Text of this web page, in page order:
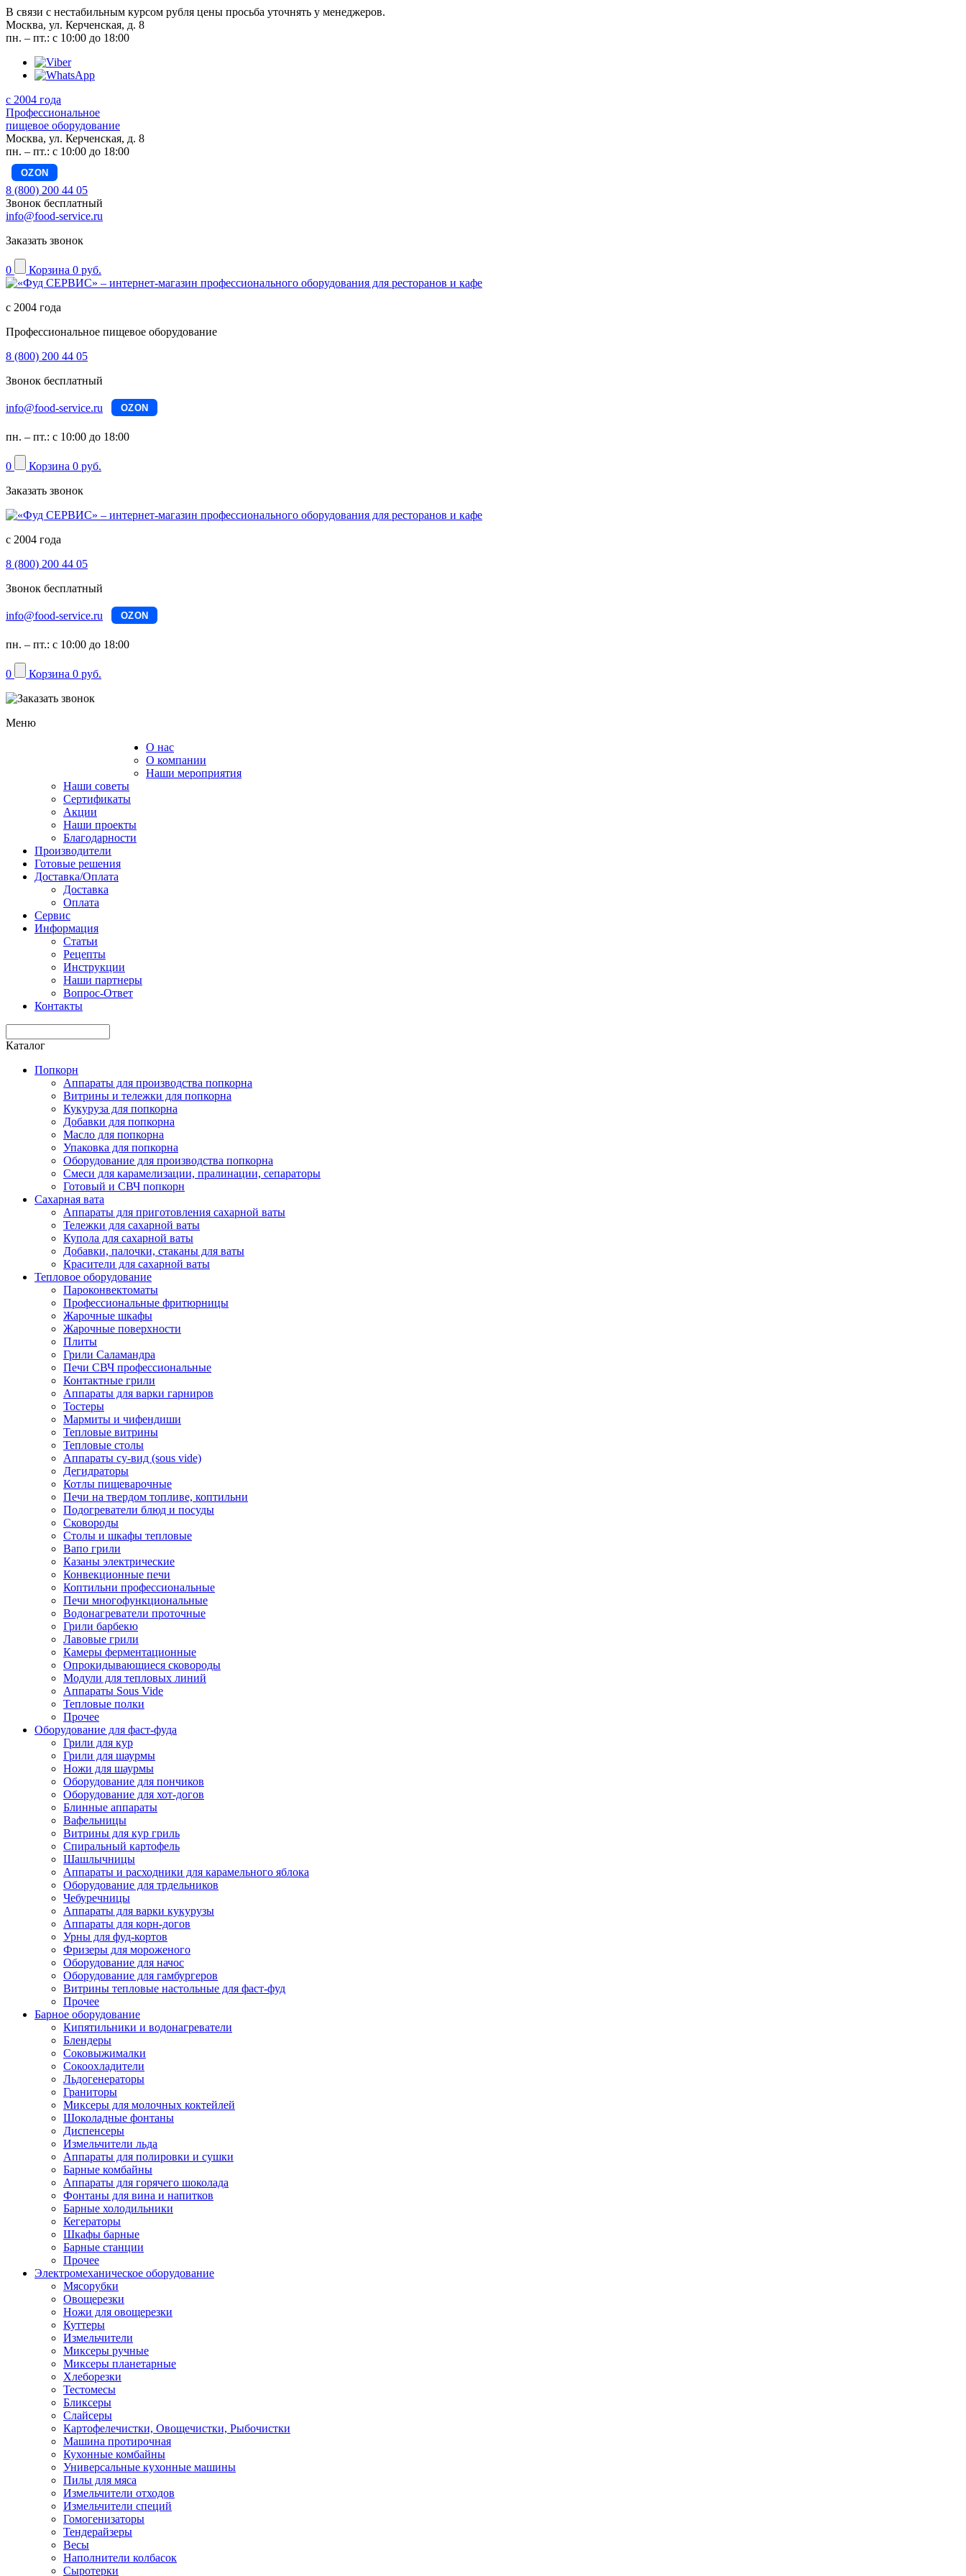
В связи с нестабильным курсом рубля цены просьба уточнять у менеджеров.
Москва, ул. Керченская, д. 8
пн. – пт.: с 10:00 до 18:00
с 2004 года
Профессиональное
пищевое оборудование
Москва, ул. Керченская, д. 8
пн. – пт.: с 10:00 до 18:00
OZON
8 (800) 200 44 05
Звонок бесплатный
info@food-service.ru
Заказать звонок
0 Корзина 0 руб.
с 2004 года
Профессиональное пищевое оборудование
8 (800) 200 44 05
Звонок бесплатный
info@food-service.ru OZON
пн. – пт.: с 10:00 до 18:00
0 Корзина 0 руб.
Заказать звонок
с 2004 года
8 (800) 200 44 05
Звонок бесплатный
info@food-service.ru OZON
пн. – пт.: с 10:00 до 18:00
0 Корзина 0 руб.
Меню
О нас
О компании
Наши мероприятия
Наши советы
Сертификаты
Акции
Наши проекты
Благодарности
Производители
Готовые решения
Доставка/Оплата
Доставка
Оплата
Сервис
Информация
Статьи
Рецепты
Инструкции
Наши партнеры
Вопрос-Ответ
Контакты
Каталог
Попкорн
Аппараты для производства попкорна
Витрины и тележки для попкорна
Кукуруза для попкорна
Добавки для попкорна
Масло для попкорна
Упаковка для попкорна
Оборудование для производства попкорна
Смеси для карамелизации, пралинации, сепараторы
Готовый и СВЧ попкорн
Сахарная вата
Аппараты для приготовления сахарной ваты
Тележки для сахарной ваты
Купола для сахарной ваты
Добавки, палочки, стаканы для ваты
Красители для сахарной ваты
Тепловое оборудование
Пароконвектоматы
Профессиональные фритюрницы
Жарочные шкафы
Жарочные поверхности
Плиты
Грили Саламандра
Печи СВЧ профессиональные
Контактные грили
Аппараты для варки гарниров
Тостеры
Мармиты и чифендиши
Тепловые витрины
Тепловые столы
Аппараты су-вид (sous vide)
Дегидраторы
Котлы пищеварочные
Печи на твердом топливе, коптильни
Подогреватели блюд и посуды
Сковороды
Столы и шкафы тепловые
Вапо грили
Казаны электрические
Конвекционные печи
Коптильни профессиональные
Печи многофункциональные
Водонагреватели проточные
Грили барбекю
Лавовые грили
Камеры ферментационные
Опрокидывающиеся сковороды
Модули для тепловых линий
Аппараты Sous Vide
Тепловые полки
Прочее
Оборудование для фаст-фуда
Грили для кур
Грили для шаурмы
Ножи для шаурмы
Оборудование для пончиков
Оборудование для хот-догов
Блинные аппараты
Вафельницы
Витрины для кур гриль
Спиральный картофель
Шашлычницы
Аппараты и расходники для карамельного яблока
Оборудование для трдельников
Чебуречницы
Аппараты для варки кукурузы
Аппараты для корн-догов
Урны для фуд-кортов
Фризеры для мороженого
Оборудование для начос
Оборудование для гамбургеров
Витрины тепловые настольные для фаст-фуд
Прочее
Барное оборудование
Кипятильники и водонагреватели
Блендеры
Соковыжималки
Сокоохладители
Льдогенераторы
Граниторы
Миксеры для молочных коктейлей
Шоколадные фонтаны
Диспенсеры
Измельчители льда
Аппараты для полировки и сушки
Барные комбайны
Аппараты для горячего шоколада
Фонтаны для вина и напитков
Барные холодильники
Кегераторы
Шкафы барные
Барные станции
Прочее
Электромеханическое оборудование
Мясорубки
Овощерезки
Ножи для овощерезки
Куттеры
Измельчители
Миксеры ручные
Миксеры планетарные
Хлеборезки
Тестомесы
Бликсеры
Слайсеры
Картофелечистки, Овощечистки, Рыбочистки
Машина протирочная
Кухонные комбайны
Универсальные кухонные машины
Пилы для мяса
Измельчители отходов
Измельчители специй
Гомогенизаторы
Тендерайзеры
Весы
Наполнители колбасок
Сыротерки